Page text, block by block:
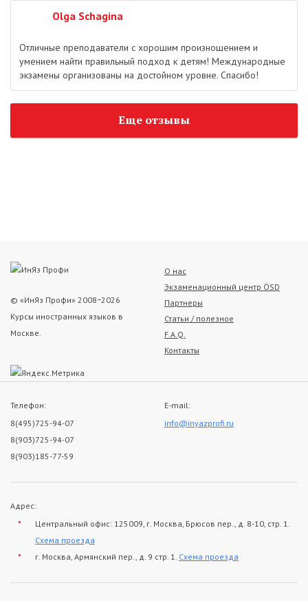
Olga Schagina
Отличные преподаватели с хорошим произношением и
умением найти правильный подход к детям! Международные
экзамены организованы на достойном уровне. Спасибо!
Еще отзывы
© «ИнЯз Профи» 2008−2026
Курсы иностранных языков в
Москве.
О нас
Экзаменационный центр ÖSD
Партнеры
Статьи / полезное
F.A.Q.
Контакты
Телефон:
8(495)725-94-07
8(903)725-94-07
8(903)185-77-59
E-mail:
info@inyazprofi.ru
Адрес:
Центральный офис: 125009, г. Москва, Брюсов пер., д. 8-10, стр. 1.
Схема проезда
г. Москва, Армянский пер., д. 9 стр. 1. Схема проезда